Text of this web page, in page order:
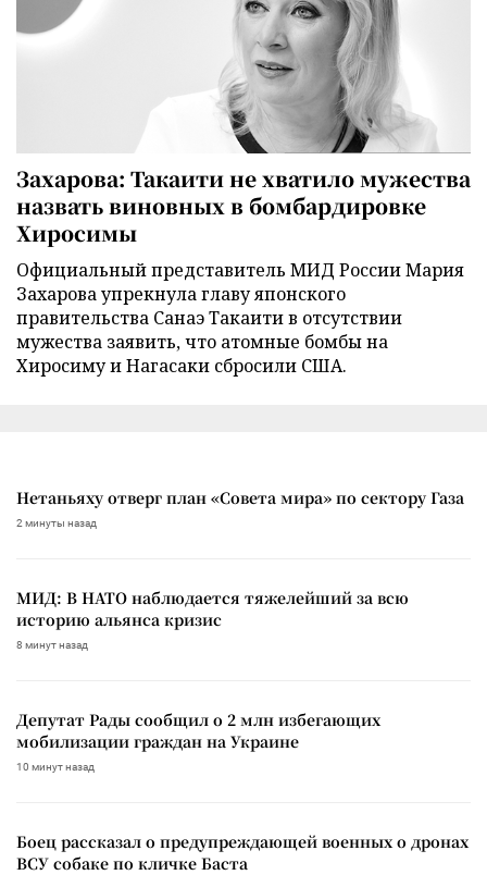
Захарова: Такаити не хватило мужества
назвать виновных в бомбардировке
Хиросимы
Официальный представитель МИД России Мария
Захарова упрекнула главу японского
правительства Санаэ Такаити в отсутствии
мужества заявить, что атомные бомбы на
Хиросиму и Нагасаки сбросили США.
Нетаньяху отверг план «Совета мира» по сектору Газа
2 минуты назад
МИД: В НАТО наблюдается тяжелейший за всю
историю альянса кризис
8 минут назад
Депутат Рады сообщил о 2 млн избегающих
мобилизации граждан на Украине
10 минут назад
Боец рассказал о предупреждающей военных о дронах
ВСУ собаке по кличке Баста